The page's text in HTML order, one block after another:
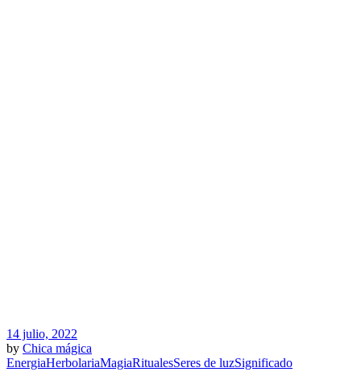
14 julio, 2022
by Chica mágica
EnergiaHerbolariaMagiaRitualesSeres de luzSignificado